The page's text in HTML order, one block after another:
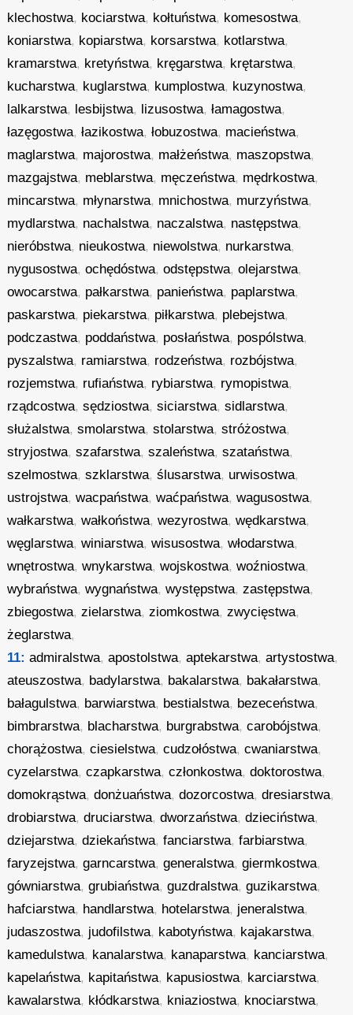
klechostwa, kociarstwa, kołtuństwa, komesostwa,
koniarstwa, kopiarstwa, korsarstwa, kotlarstwa,
kramarstwa, kretyństwa, kręgarstwa, krętarstwa,
kucharstwa, kuglarstwa, kumplostwa, kuzynostwa,
lalkarstwa, lesbijstwa, lizusostwa,łamagostwa,
łazęgostwa,łazikostwa,łobuzostwa, macieństwa,
maglarstwa, majorostwa, małżeństwa, maszopstwa,
mazgajstwa, meblarstwa, męczeństwa, mędrkostwa,
mincarstwa, młynarstwa, mnichostwa, murzyństwa,
mydlarstwa, nachalstwa, naczalstwa, następstwa,
nieróbstwa, nieukostwa, niewolstwa, nurkarstwa,
nygusostwa,ochędóstwa,odstępstwa,olejarstwa,
owocarstwa, pałkarstwa, panieństwa, paplarstwa,
paskarstwa, piekarstwa, piłkarstwa, plebejstwa,
podczastwa, poddaństwa, posłaństwa, pospólstwa,
pyszalstwa, ramiarstwa, rodzeństwa, rozbójstwa,
rozjemstwa, rufiaństwa, rybiarstwa, rymopistwa,
rządcostwa,sędziostwa,siciarstwa,sidlarstwa,
służalstwa,smolarstwa,stolarstwa,stróżostwa,
stryjostwa,szafarstwa,szaleństwa,szataństwa,
szelmostwa,szklarstwa,ślusarstwa, urwisostwa,
ustrojstwa,wacpaństwa,waćpaństwa,wagusostwa,
wałkarstwa,wałkoństwa,wezyrostwa,wędkarstwa,
węglarstwa,winiarstwa,wisusostwa,włodarstwa,
wnętrostwa,wnykarstwa,wojskostwa,woźniostwa,
wybraństwa,wygnaństwa,występstwa,zastępstwa,
zbiegostwa,zielarstwa,ziomkostwa,zwycięstwa,
żeglarstwa,
11: admiralstwa,apostolstwa,aptekarstwa,artystostwa,
ateuszostwa, badylarstwa, bakalarstwa, bakałarstwa,
bałagulstwa, barwiarstwa, bestialstwa, bezeceństwa,
bimbrarstwa, blacharstwa, burgrabstwa,carobójstwa,
chorążostwa,ciesielstwa,cudzołóstwa,cwaniarstwa,
cyzelarstwa,czapkarstwa,członkostwa,doktorostwa,
domokrąstwa,donżuaństwa,dozorcostwa,dresiarstwa,
drobiarstwa,druciarstwa,dworzaństwa,dzieciństwa,
dziejarstwa,dziekaństwa,fanciarstwa,farbiarstwa,
faryzejstwa,garncarstwa,generalstwa,giermkostwa,
gówniarstwa,grubiaństwa,guzdralstwa,guzikarstwa,
hafciarstwa, handlarstwa, hotelarstwa, jeneralstwa,
judaszostwa, judofilstwa, kabotyństwa, kajakarstwa,
kamedulstwa, kanalarstwa, kanaparstwa, kanciarstwa,
kapelaństwa, kapitaństwa, kapusiostwa, karciarstwa,
kawalarstwa, kłódkarstwa, kniaziostwa, knociarstwa,